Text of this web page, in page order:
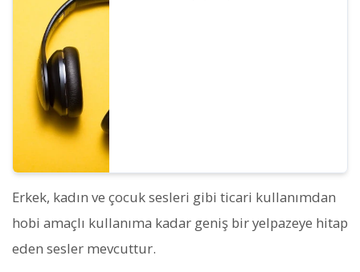
Erkek, kadın ve çocuk sesleri gibi ticari kullanımdan
hobi amaçlı kullanıma kadar geniş bir yelpazeye hitap
eden sesler mevcuttur.